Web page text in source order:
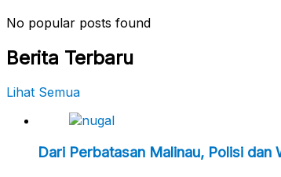
No popular posts found
Berita Terbaru
Lihat Semua
Dari Perbatasan Malinau, Polisi dan